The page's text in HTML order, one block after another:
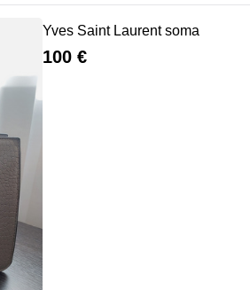
Yves Saint Laurent soma
100 €